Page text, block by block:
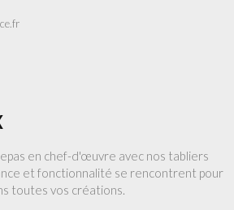
en chef-d'œuvre avec nos tabliers
et fonctionnalité se rencontrent pour
toutes vos créations.